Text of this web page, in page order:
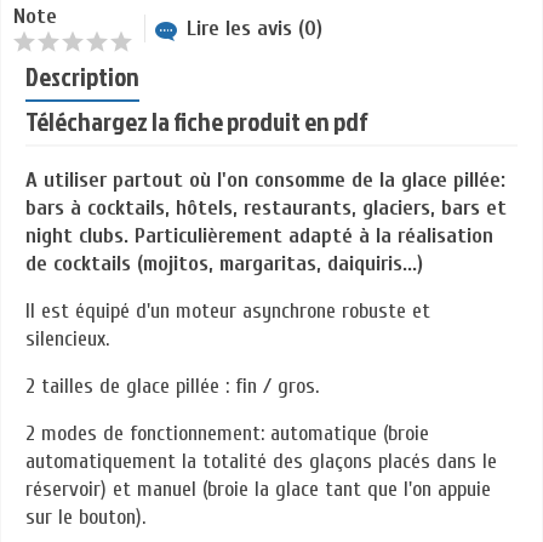
Note Lire les avis (0)
Description
Téléchargez la fiche produit en pdf
A utiliser partout où l'on consomme de la glace pillée:
bars à cocktails, hôtels, restaurants, glaciers, bars et
night clubs. Particulièrement adapté à la réalisation
de cocktails (mojitos, margaritas, daiquiris...)
Il est équipé d'un moteur asynchrone robuste et
silencieux.
2 tailles de glace pillée : fin / gros.
2 modes de fonctionnement: automatique (broie
automatiquement la totalité des glaçons placés dans le
réservoir) et manuel (broie la glace tant que l'on appuie
sur le bouton).